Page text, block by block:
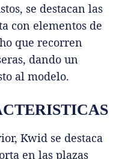
se destacan las
con elementos de
que recorren
dando un
al modelo.
Kwid se destaca
en las plazas